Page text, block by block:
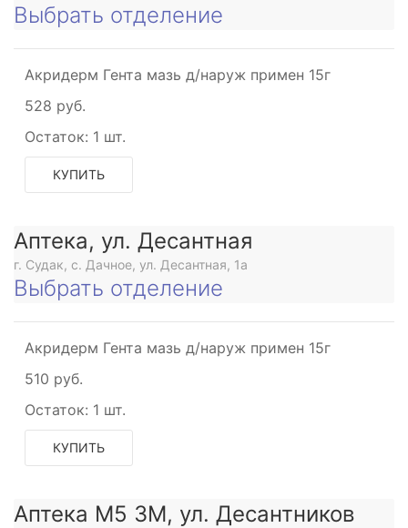
Выбрать отделение
Акридерм Гента мазь д/наруж примен 15г
528 руб.
Остаток: 1 шт.
КУПИТЬ
Аптека, ул. Десантная
г. Судак, с. Дачное, ул. Десантная, 1а
Выбрать отделение
Акридерм Гента мазь д/наруж примен 15г
510 руб.
Остаток: 1 шт.
КУПИТЬ
Аптека М5 3М, ул. Десантников